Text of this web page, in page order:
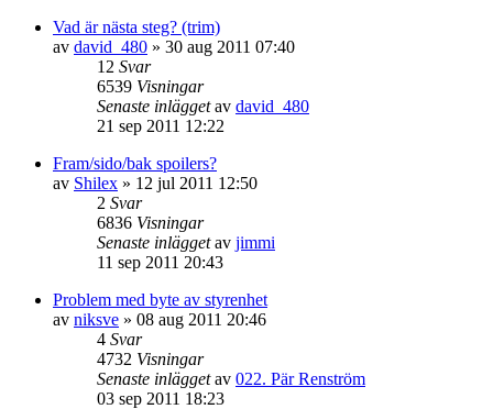
Vad är nästa steg? (trim)
av david_480 » 30 aug 2011 07:40
12 Svar
6539 Visningar
Senaste inläggetav david_480
21 sep 2011 12:22
Fram/sido/bak spoilers?
av Shilex » 12 jul 2011 12:50
2 Svar
6836 Visningar
Senaste inläggetav jimmi
11 sep 2011 20:43
Problem med byte av styrenhet
av niksve » 08 aug 2011 20:46
4 Svar
4732 Visningar
Senaste inläggetav 022. Pär Renström
03 sep 2011 18:23